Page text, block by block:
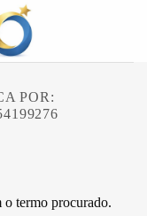
POR:
o termo procurado.